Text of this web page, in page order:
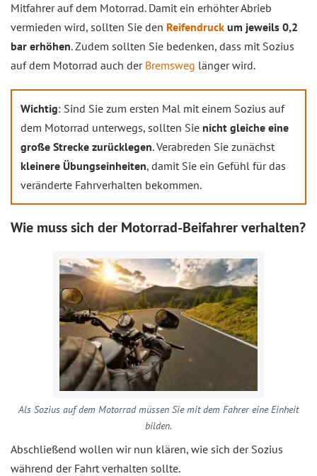
Mitfahrer auf dem Motorrad. Damit ein erhöhter Abrieb
vermieden wird, sollten Sie den Reifendruck um jeweils 0,2
bar erhöhen. Zudem sollten Sie bedenken, dass mit Sozius
auf dem Motorrad auch der Bremsweg länger wird.
Wichtig: Sind Sie zum ersten Mal mit einem Sozius auf
dem Motorrad unterwegs, sollten Sie nicht gleiche eine
große Strecke zurücklegen. Verabreden Sie zunächst
kleinere Übungseinheiten, damit Sie ein Gefühl für das
veränderte Fahrverhalten bekommen.
Wie muss sich der Motorrad-Beifahrer verhalten?
Als Sozius auf dem Motorrad müssen Sie mit dem Fahrer eine Einheit
bilden.
Abschließend wollen wir nun klären, wie sich der Sozius
während der Fahrt verhalten sollte.